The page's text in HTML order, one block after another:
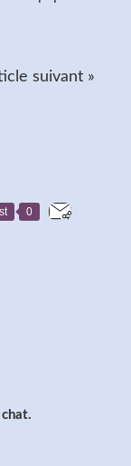
suivant »
0